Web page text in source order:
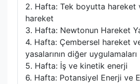
2. Hafta: Tek boyutta hareket
hareket
3. Hafta: Newtonun Hareket
4. Hafta: Çembersel hareket
yasalarının diğer uygulamaları
5. Hafta: İş ve kinetik enerji
6. Hafta: Potansiyel Enerji ve